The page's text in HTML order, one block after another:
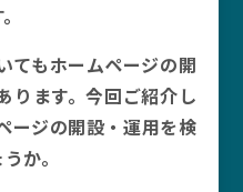
てもホームページの開
ります。今回ご紹介し
ージの開設・運用を検
か。